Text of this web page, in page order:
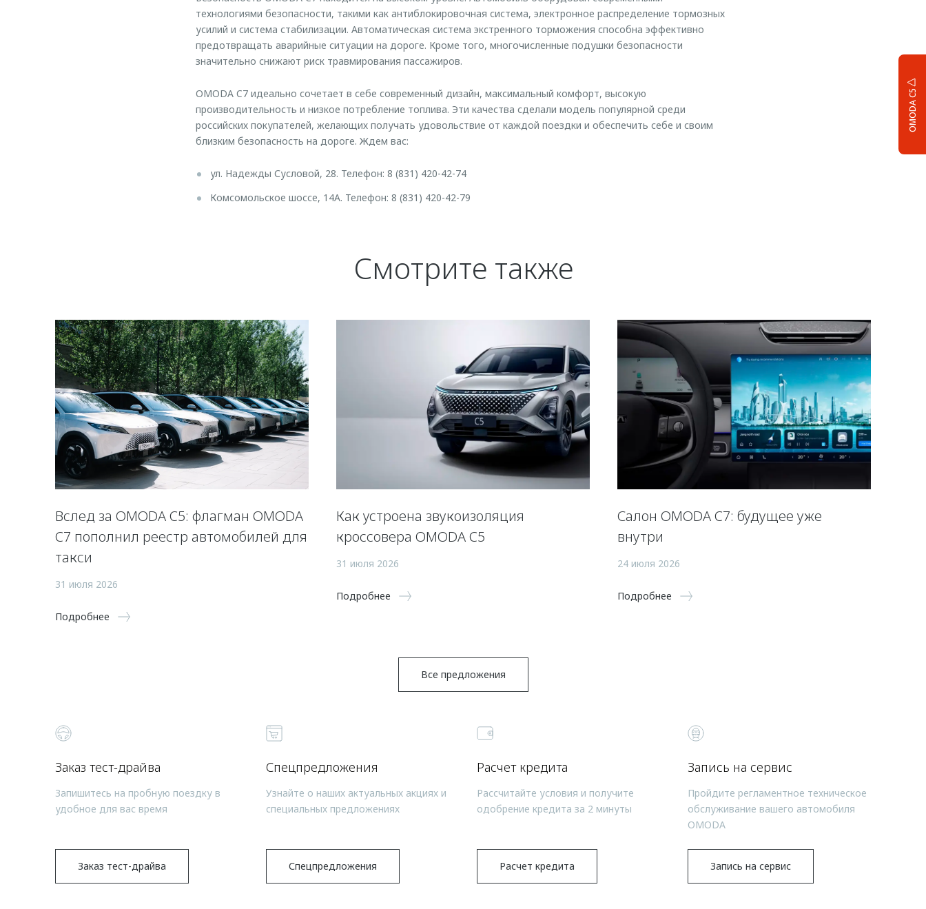
OMODA C5
технологиями безопасности, такими как антиблокировочная система, электронное распределение тормозных
усилий и система стабилизации. Автоматическая система экстренного торможения способна эффективно
предотвращать аварийные ситуации на дороге. Кроме того, многочисленные подушки безопасности
значительно снижают риск травмирования пассажиров.
OMODA C7 идеально сочетает в себе современный дизайн, максимальный комфорт, высокую
производительность и низкое потребление топлива. Эти качества сделали модель популярной среди
российских покупателей, желающих получать удовольствие от каждой поездки и обеспечить себе и своим
близким безопасность на дороге. Ждем вас:
ул. Надежды Сусловой, 28. Телефон: 8 (831) 420-42-74
Комсомольское шоссе, 14А. Телефон: 8 (831) 420-42-79
Смотрите также
Вслед за OMODA C5: флагман OMODA
C7 пополнил реестр автомобилей для
такси
31 июля 2026
Подробнее
Как устроена звукоизоляция
кроссовера OMODA C5
31 июля 2026
Подробнее
Салон OMODA C7: будущее уже
внутри
24 июля 2026
Подробнее
Все предложения
Заказ тест-драйва
Запишитесь на пробную поездку в
удобное для вас время
Заказ тест-драйва
Спецпредложения
Узнайте о наших актуальных акциях и
специальных предложениях
Спецпредложения
Расчет кредита
Рассчитайте условия и получите
одобрение кредита за 2 минуты
Расчет кредита
Запись на сервис
Пройдите регламентное техническое
обслуживание вашего автомобиля
OMODA
Запись на сервис